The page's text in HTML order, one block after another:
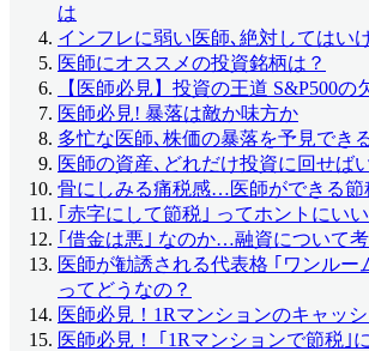
は
インフレに弱い医師､絶対してはい
医師にオススメの投資銘柄は？
【医師必見】投資の王道 S&P500の
医師必見! 暴落は敵か味方か
多忙な医師､株価の暴落を予見でき
医師の資産､どれだけ投資に回せば
骨にしみる痛税感…医師ができる節
｢赤字にして節税｣ ってホントにい
｢借金は悪｣ なのか…融資について
医師が勧誘される代表格 ｢ワンルー
ってどうなの？
医師必見！1Rマンションのキャッ
医師必見！ ｢1Rマンションで節税｣